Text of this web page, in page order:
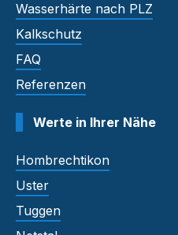
Wasserhärte nach PLZ
Kalkschutz
FAQ
Referenzen
Werte in Ihrer Nähe
Hombrechtikon
Uster
Tuggen